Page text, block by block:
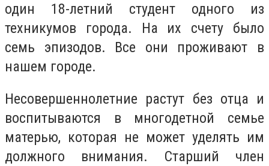
один 18-летний студент одного из
техникумов города. На их счету было
семь эпизодов. Все они проживают в
нашем городе.
Несовершеннолетние растут без отца и
воспитываются в многодетной семье
матерью, которая не может уделять им
должного внимания. Старший член